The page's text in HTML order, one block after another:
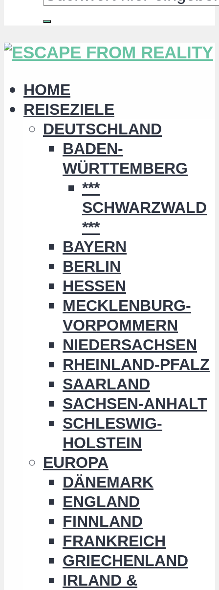
HOME
REISEZIELE
DEUTSCHLAND
BADEN-
WÜRTTEMBERG
***
SCHWARZWALD
***
BAYERN
BERLIN
HESSEN
MECKLENBURG-
VORPOMMERN
NIEDERSACHSEN
RHEINLAND-PFALZ
SAARLAND
SACHSEN-ANHALT
SCHLESWIG-
HOLSTEIN
EUROPA
DÄNEMARK
ENGLAND
FINNLAND
FRANKREICH
GRIECHENLAND
IRLAND &